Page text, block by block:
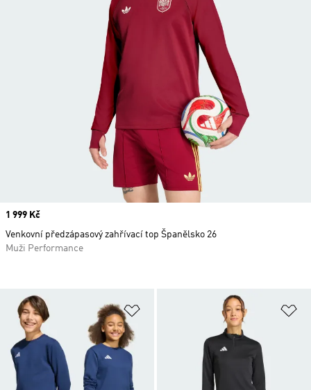
Přidat do seznamu přání
Price
1 999 Kč
Venkovní předzápasový zahřívací top Španělsko 26
Muži Performance